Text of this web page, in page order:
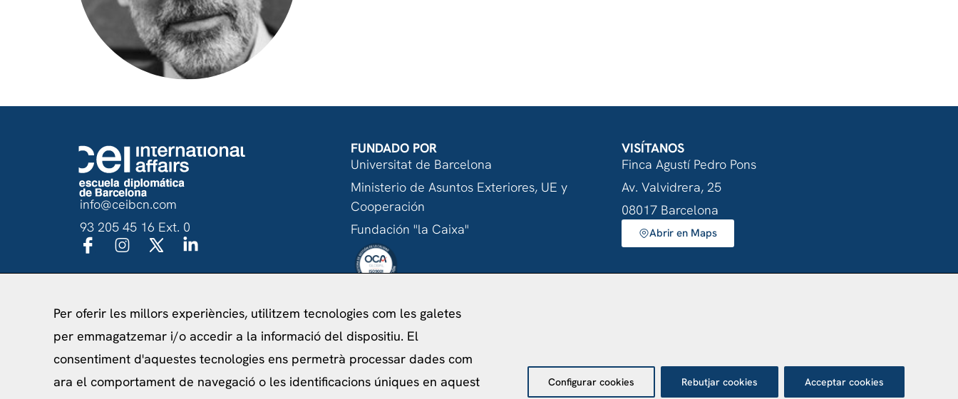
info@ceibcn.com
93 205 45 16 Ext. 0
FUNDADO POR
Universitat de Barcelona
Ministerio de Asuntos Exteriores, UE y
Cooperación
Fundación "la Caixa"
VISÍTANOS
Finca Agustí Pedro Pons
Av. Valvidrera, 25
08017 Barcelona
Abrir en Maps
Política de privacitat Política de Cookies
©2026 Centro de Estudios Internacionales
Per oferir les millors experiències, utilitzem tecnologies com les galetes
per emmagatzemar i/o accedir a la informació del dispositiu. El
consentiment d'aquestes tecnologies ens permetrà processar dades com
ara el comportament de navegació o les identificacions úniques en aquest
Configurar cookies Rebutjar cookies Acceptar cookies